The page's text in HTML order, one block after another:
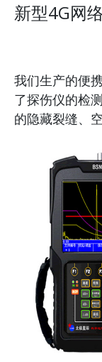
新型4G网
我们生产的便
了探伤仪的检
的隐藏裂缝、